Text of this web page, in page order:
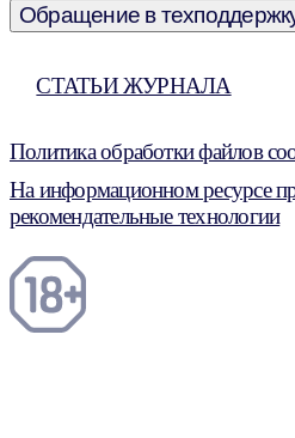
Обращение в
СТАТЬИ ЖУРНАЛА
Политика обработки файлов
На информационном ресурсе
рекомендательные технологии